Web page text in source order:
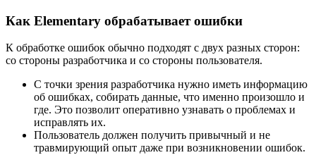
Как Elementary обрабатывает ошибки
К обработке ошибок обычно подходят с двух разных сторон:
со стороны разработчика и со стороны пользователя.
С точки зрения разработчика нужно иметь информацию
об ошибках, собирать данные, что именно произошло и
где. Это позволит оперативно узнавать о проблемах и
исправлять их.
Пользователь должен получить привычный и не
травмирующий опыт даже при возникновении ошибок.